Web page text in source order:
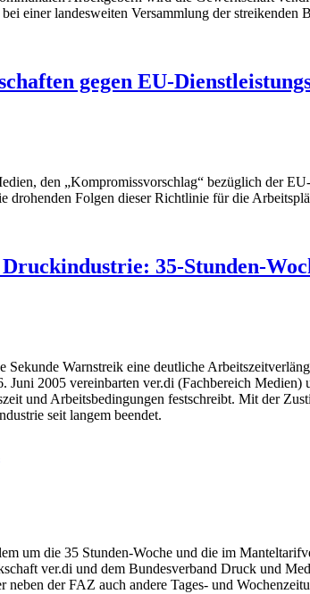
einer landesweiten Versammlung der streikenden
gegen EU-
den „Kompromissvorschlag“ bezüglich der
Folgen dieser Richtlinie für die
35-Stunden-
Sekunde Warnstreik eine deutliche
2005 vereinbarten ver.di (Fachbereich
und Arbeitsbedingungen festschreibt. Mit der
seit langem beendet.
um die 35 Stunden-Woche und die im
ver.di und dem Bundesverband Druck und
der FAZ auch andere Tages- und